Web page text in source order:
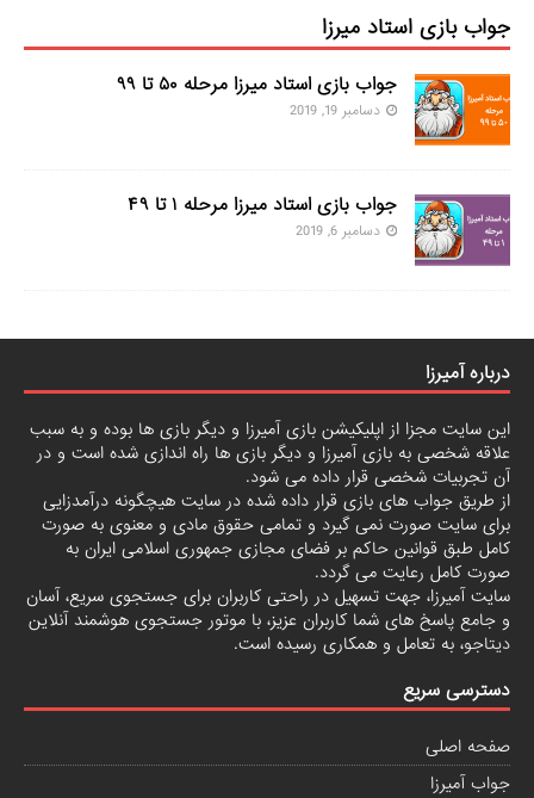
جواب بازی استاد میرزا
جواب بازی استاد میرزا مرحله ۵۰ تا ۹۹
دسامبر 19, 2019
جواب بازی استاد میرزا مرحله ۱ تا ۴۹
دسامبر 6, 2019
درباره آمیرزا
این سایت مجزا از اپلیکیشن بازی آمیرزا و دیگر بازی ها بوده و به سبب
علاقه شخصی به بازی آمیرزا و دیگر بازی ها راه اندازی شده است و در
آن تجربیات شخصی قرار داده می شود.
از طریق جواب های بازی قرار داده شده در سایت هیچگونه درآمدزایی
برای سایت صورت نمی گیرد و تمامی حقوق مادی و معنوی به صورت
کامل طبق قوانین حاکم بر فضای مجازی جمهوری اسلامی ایران به
صورت کامل رعایت می گردد.
سایت آمیرزا، جهت تسهیل در راحتی کاربران برای جستجوی سریع، آسان
و جامع پاسخ های شما کاربران عزیز، با موتور جستجوی هوشمند آنلاین
دیتاجو، به تعامل و همکاری رسیده است.
دسترسی سریع
صفحه اصلی
جواب آمیرزا